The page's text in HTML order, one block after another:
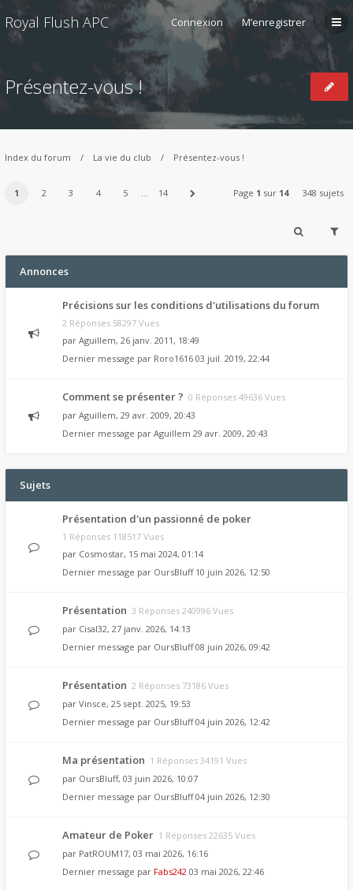
Royal Flush APC Connexion M’enregistrer
Présentez-vous !
Index du forum La vie du club Présentez-vous !
1 2 3 4 5 … 14 Page 1 sur 14 348 sujets
Annonces
Précisions sur les conditions d'utilisations du forum
2 Réponses 58297 Vues
par Aguillem, 26 janv. 2011, 18:49
Dernier message par Roro1616 03 juil. 2019, 22:44
Comment se présenter ? 0 Réponses 49636 Vues
par Aguillem, 29 avr. 2009, 20:43
Dernier message par Aguillem 29 avr. 2009, 20:43
Sujets
Présentation d'un passionné de poker
1 Réponses 118517 Vues
par Cosmostar, 15 mai 2024, 01:14
Dernier message par OursBluff 10 juin 2026, 12:50
Présentation 3 Réponses 240996 Vues
par Cisal32, 27 janv. 2026, 14:13
Dernier message par OursBluff 08 juin 2026, 09:42
Présentation 2 Réponses 73186 Vues
par Vinsce, 25 sept. 2025, 19:53
Dernier message par OursBluff 04 juin 2026, 12:42
Ma présentation 1 Réponses 34191 Vues
par OursBluff, 03 juin 2026, 10:07
Dernier message par OursBluff 04 juin 2026, 12:30
Amateur de Poker 1 Réponses 22635 Vues
par PatROUM17, 03 mai 2026, 16:16
Dernier message par Fabs242 03 mai 2026, 22:46